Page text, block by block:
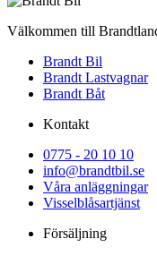
Välkommen till
Brandt Bil
Brandt Lastvagnar
Brandt Båt
Kontakt
0775 - 20 10 10
info@brandtbil.se
Våra anläggningar
Visselblåsartjänst
Försäljning